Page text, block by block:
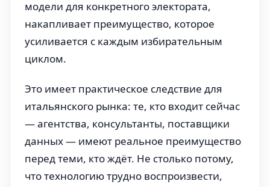
модели для конкретного электората,
накапливает преимущество, которое
усиливается с каждым избирательным
циклом.
Это имеет практическое следствие для
итальянского рынка: те, кто входит сейчас
— агентства, консультанты, поставщики
данных — имеют реальное преимущество
перед теми, кто ждёт. Не столько потому,
что технологию трудно воспроизвести,